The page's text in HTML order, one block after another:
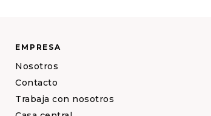
EMPRESA
Nosotros
Contacto
Trabaja con nosotros